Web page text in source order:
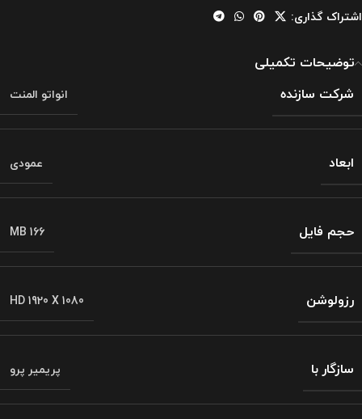
اشتراک گذاری:
توضیحات تکمیلی
شرکت سازنده
انواتو المنت
ابعاد عمودی
حجم فایل MB 166
رزولوشن HD 1920 X 1080
سازگار با پریمیر پرو